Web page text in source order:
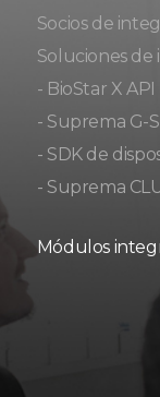
Socios de
Soluciones de
- BioStar X API
- Suprema G-
- SDK de
- Suprema
Módulos